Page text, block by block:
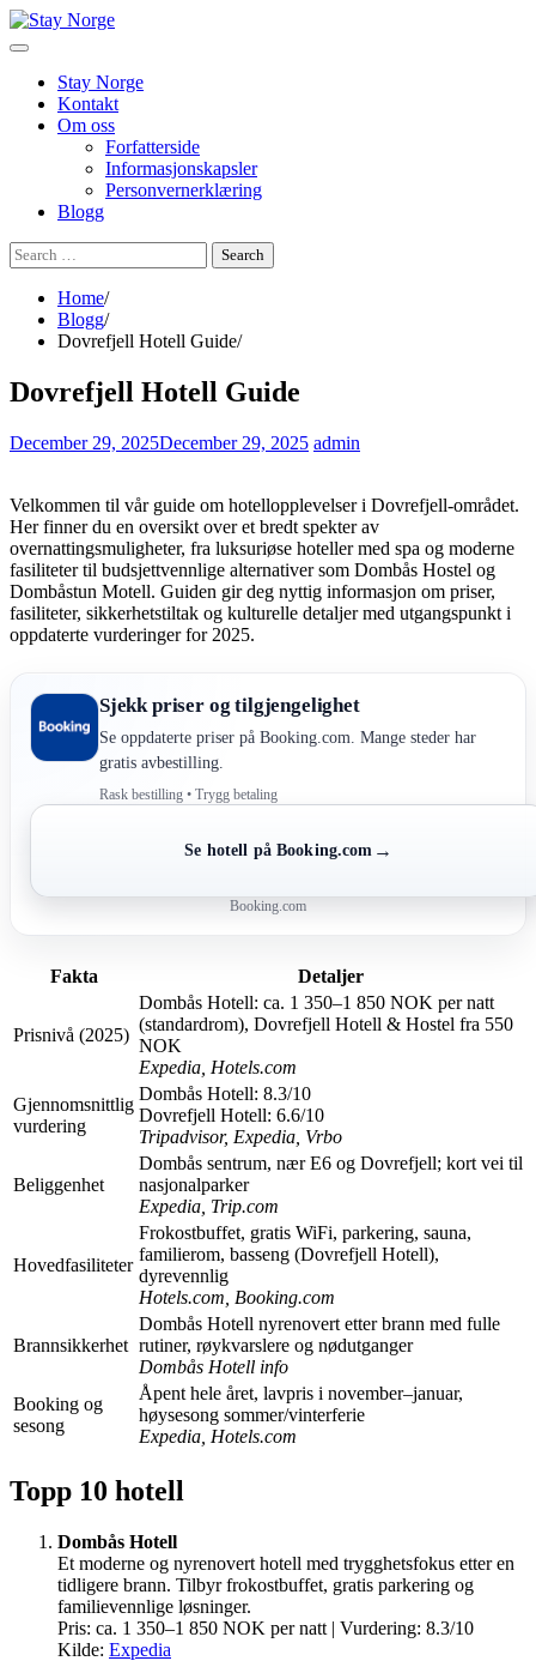
Skip
to
Stay Norge
Kontakt
Om oss
Forfatterside
Informasjonskapsler
Personvernerklæring
Blogg
Search
for:
Home
Blogg
Dovrefjell Hotell Guide
Dovrefjell Hotell Guide
December 29, 2025December 29, 2025 admin
Velkommen til vår guide om hotellopplevelser i Dovrefjell-området.
Her finner du en oversikt over et bredt spekter av
overnattingsmuligheter, fra luksuriøse hoteller med spa og moderne
fasiliteter til budsjettvennlige alternativer som Dombås Hostel og
Dombåstun Motell. Guiden gir deg nyttig informasjon om priser,
fasiliteter, sikkerhetstiltak og kulturelle detaljer med utgangspunkt i
oppdaterte vurderinger for 2025.
Sjekk priser og tilgjengelighet
Se oppdaterte priser på Booking.com. Mange steder har
gratis avbestilling.
Rask bestilling • Trygg betaling
Se hotell på Booking.com →
Booking.com
Fakta Detaljer
Prisnivå (2025)
Dombås Hotell: ca. 1 350–1 850 NOK per natt
(standardrom), Dovrefjell Hotell & Hostel fra 550
NOK
Expedia, Hotels.com
Gjennomsnittlig
vurdering
Dombås Hotell: 8.3/10
Dovrefjell Hotell: 6.6/10
Tripadvisor, Expedia, Vrbo
Beliggenhet
Dombås sentrum, nær E6 og Dovrefjell; kort vei til
nasjonalparker
Expedia, Trip.com
Hovedfasiliteter
Frokostbuffet, gratis WiFi, parkering, sauna,
familierom, basseng (Dovrefjell Hotell),
dyrevennlig
Hotels.com, Booking.com
Brannsikkerhet
Dombås Hotell nyrenovert etter brann med fulle
rutiner, røykvarslere og nødutganger
Dombås Hotell info
Booking og
sesong
Åpent hele året, lavpris i november–januar,
høysesong sommer/vinterferie
Expedia, Hotels.com
Topp 10 hotell
Dombås Hotell
Et moderne og nyrenovert hotell med trygghetsfokus etter en
tidligere brann. Tilbyr frokostbuffet, gratis parkering og
familievennlige løsninger.
Pris: ca. 1 350–1 850 NOK per natt | Vurdering: 8.3/10
Kilde: Expedia